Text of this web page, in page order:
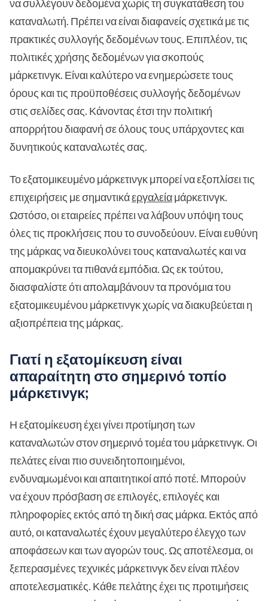
να συλλέγουν δεδομένα χωρίς τη συγκατάθεση του
καταναλωτή. Πρέπει να είναι διαφανείς σχετικά με τις
πρακτικές συλλογής δεδομένων τους. Επιπλέον, τις
πολιτικές χρήσης δεδομένων για σκοπούς
μάρκετινγκ. Είναι καλύτερο να ενημερώσετε τους
όρους και τις προϋποθέσεις συλλογής δεδομένων
στις σελίδες σας. Κάνοντας έτσι την πολιτική
απορρήτου διαφανή σε όλους τους υπάρχοντες και
δυνητικούς καταναλωτές σας.
Το εξατομικευμένο μάρκετινγκ μπορεί να εξοπλίσει τις
επιχειρήσεις με σημαντικάεργαλείαμάρκετινγκ.
Ωστόσο, οι εταιρείες πρέπει να λάβουν υπόψη τους
όλες τις προκλήσεις που το συνοδεύουν. Είναι ευθύνη
της μάρκας να διευκολύνει τους καταναλωτές και να
απομακρύνει τα πιθανά εμπόδια. Ως εκ τούτου,
διασφαλίστε ότι απολαμβάνουν τα προνόμια του
εξατομικευμένου μάρκετινγκ χωρίς να διακυβεύεται η
αξιοπρέπεια της μάρκας.
Γιατί η εξατομίκευση είναι
απαραίτητη στο σημερινό τοπίο
μάρκετινγκ;
Η εξατομίκευση έχει γίνει προτίμηση των
καταναλωτών στον σημερινό τομέα του μάρκετινγκ. Οι
πελάτες είναι πιο συνειδητοποιημένοι,
ενδυναμωμένοι και απαιτητικοί από ποτέ. Μπορούν
να έχουν πρόσβαση σε επιλογές, επιλογές και
πληροφορίες εκτός από τη δική σας μάρκα. Εκτός από
αυτό, οι καταναλωτές έχουν μεγαλύτερο έλεγχο των
αποφάσεων και των αγορών τους. Ως αποτέλεσμα, οι
ξεπερασμένες τεχνικές μάρκετινγκ δεν είναι πλέον
αποτελεσματικές. Κάθε πελάτης έχει τις προτιμήσεις